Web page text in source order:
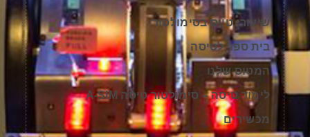
שיעורי טייס בסימולטור
בית ספר לטיסה
המטוס שלנו
לימוד טיסה – סימולטור טיסה A-SIM
מכשירים